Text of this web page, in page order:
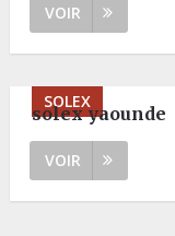
VOIR
SOLEX
solex yaounde
VOIR